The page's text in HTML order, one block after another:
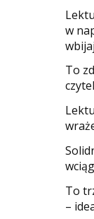
w
​To
​To
–